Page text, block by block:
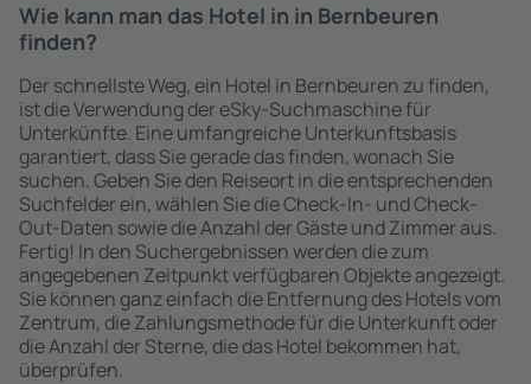
Wie kann man das Hotel in in Bernbeuren
finden?
Der schnellste Weg, ein Hotel in Bernbeuren zu finden,
ist die Verwendung der eSky-Suchmaschine für
Unterkünfte. Eine umfangreiche Unterkunftsbasis
garantiert, dass Sie gerade das finden, wonach Sie
suchen. Geben Sie den Reiseort in die entsprechenden
Suchfelder ein, wählen Sie die Check-In- und Check-
Out-Daten sowie die Anzahl der Gäste und Zimmer aus.
Fertig! In den Suchergebnissen werden die zum
angegebenen Zeitpunkt verfügbaren Objekte angezeigt.
Sie können ganz einfach die Entfernung des Hotels vom
Zentrum, die Zahlungsmethode für die Unterkunft oder
die Anzahl der Sterne, die das Hotel bekommen hat,
überprüfen.